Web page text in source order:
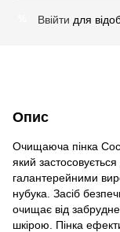
Ввійти для
Опис
Очищаюча пінка
який
галантерейними
нубука. Засіб
очищає від
шкірою. Пінка